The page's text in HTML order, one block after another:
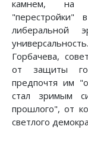
камнем, на
либеральной
Горбачева,
от защиты
предпочтя им
стал зримым
прошлого", от
светлого